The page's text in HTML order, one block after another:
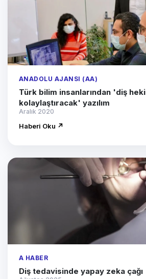
ANADOLU AJANSI (AA)
Türk bilim insanlarından 'diş
kolaylaştıracak' yazılım
Aralık 2020
Haberi Oku ↗
A HABER
Diş tedavisinde yapay zeka çağı